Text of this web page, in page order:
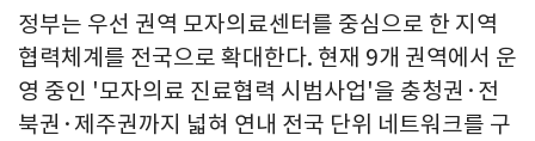
정부는 우선 권역 모자의료센터를 중심으로 한 지역
협력체계를 전국으로 확대한다. 현재 9개 권역에서 운
영 중인 '모자의료 진료협력 시범사업'을 충청권·전
북권·제주권까지 넓혀 연내 전국 단위 네트워크를 구